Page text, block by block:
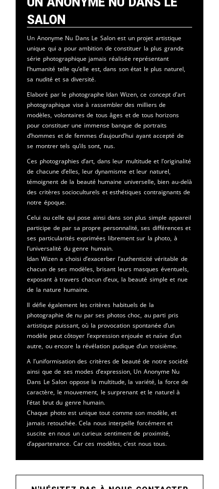
Salon
Un Anonyme Nu Dans Le Salon est un projet artistique
unique qui a pour ambition de constituer la plus grande
série photographique jamais réalisée représentant
l’humanité telle qu’elle est, dans son état le plus naturel,
sa nudité et sa diversité.
Elaboré par le photographe Idan Wizen, ce concept d'art
photographique vise à rassembler des milliers de
modèles, volontaires de tous âges et de tous horizons
pour constituer une immense banque de portraits
d’hommes et de femmes d’aujourd’hui ayant accepté de
se montrer tels qu’ils sont, nus.
Ces photographies d’art, dans leur multitude et l’originalité
de chacune d’elles, leur dynamisme et leur naturel,
témoignent de la beauté humaine universelle, bien au-delà
des critères socioculturels et esthétiques contraignants de
notre époque.
Celui ou celle qui pose ainsi dans son plus simple appareil
participe de par sa propre personnalité, ses différences et
ses particularités exprimées librement sur la photo, à
l’universalité du genre humain.
Idan Wizen a choisi d’exacerber l’authenticité véritable de
chacun de ses modèles, brisant leurs masques éventuels,
exposant à travers chacun d’eux, la beauté simple et nue
de la nature humaine.
Il défie également les critères habituels de la
photographie de nu par ses photos choc, au parti pris
artistique puissant, où la provocation spontanée d’un
modèle peut côtoyer l’expression enjouée et naïve d’un
autre, ou encore la révélation pudique d’un troisième.
A l’uniformisation des critères de beauté de notre société
ainsi que de ses modes d’expression, Un Anonyme Nu
Dans Le Salon oppose la multitude, la variété, la force de
caractère, le mouvement, le surprenant et le naturel à
l’état brut du genre humain.
Chaque photo est unique tout comme son modèle, et
jamais retouchée. Cela nous interpelle forcément et
suscite en nous un curieux sentiment de proximité,
d’appartenance. Car ces modèles, c’est nous tous.